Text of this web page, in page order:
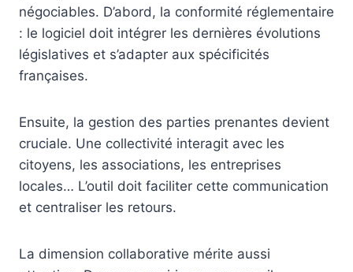
négociables. D’abord, la conformité réglementaire
: le logiciel doit intégrer les dernières évolutions
législatives et s’adapter aux spécificités
françaises.
Ensuite, la gestion des parties prenantes devient
cruciale. Une collectivité interagit avec les
citoyens, les associations, les entreprises
locales… L’outil doit faciliter cette communication
et centraliser les retours.
La dimension collaborative mérite aussi